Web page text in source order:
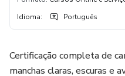
Idioma: Português
Certificação completa de
manchas claras, escuras e